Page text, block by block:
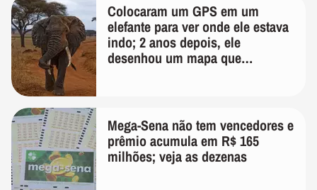
Colocaram um GPS em um
elefante para ver onde ele estava
indo; 2 anos depois, ele
desenhou um mapa que
Mega-Sena não tem vencedores e
prêmio acumula em R$ 165
milhões; veja as dezenas